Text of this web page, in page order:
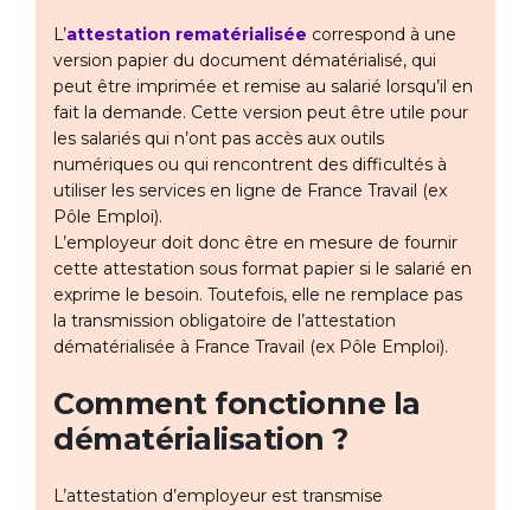
L’attestation rematérialisée correspond à une
version papier du document dématérialisé, qui
peut être imprimée et remise au salarié lorsqu’il en
fait la demande. Cette version peut être utile pour
les salariés qui n’ont pas accès aux outils
numériques ou qui rencontrent des difficultés à
utiliser les services en ligne de France Travail (ex
Pôle Emploi).
L’employeur doit donc être en mesure de fournir
cette attestation sous format papier si le salarié en
exprime le besoin. Toutefois, elle ne remplace pas
la transmission obligatoire de l’attestation
dématérialisée à France Travail (ex Pôle Emploi).
Comment fonctionne la
dématérialisation ?
L’attestation d’employeur est transmise